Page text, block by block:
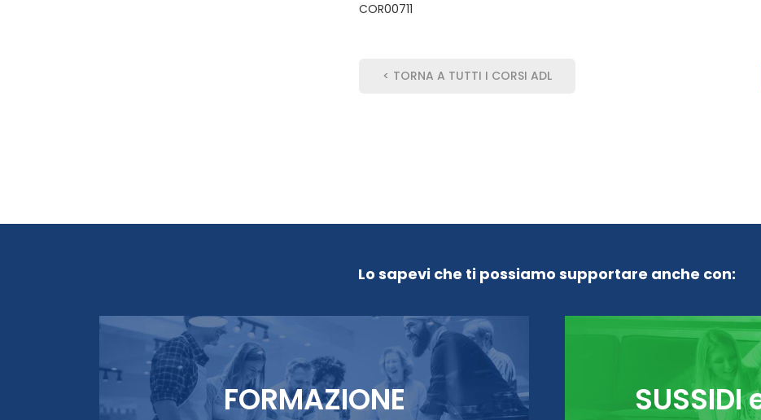
COR00711
< TORNA A TUTTI I CORSI ADL
Lo sapevi che ti possiamo supportare anche con:
FORMAZIONE SUSSIDI